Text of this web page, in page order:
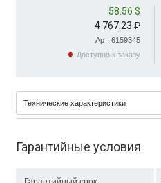
58.56 $
4 767.23 ₽
Арт. 6159345
Доступно к заказу
Технические характеристики
Гарантийные условия